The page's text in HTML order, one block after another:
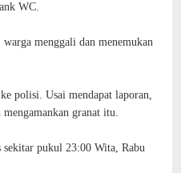
WC.
menggali dan menemukan
polisi. Usai mendapat laporan,
granat itu.
sekitar pukul 23:00 Wita, Rabu